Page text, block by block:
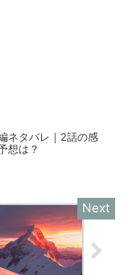
ネタバレ｜2話の感
想は？